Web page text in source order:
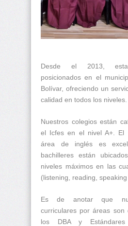
Desde el 2013,
posicionados en el
Bolívar, ofreciendo un
calidad en todos los niveles.
Nuestros colegios están
el Icfes en el nivel A+. El
área de inglés es
bachilleres están
niveles máximos en las
(listening, reading, speaking
Es de anotar que
curriculares por áreas son
los DBA y Estándares